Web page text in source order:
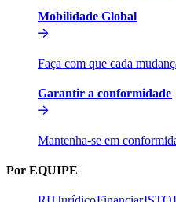
Mobilidade Global​​
Faça com que cada
Garantir a conformidade​​
Mantenha-se em
Por EQUIPE​​